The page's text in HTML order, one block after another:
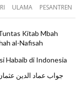
itu adalah KH.
Ma’ mun
Cibaliung, KH.
KH. Ali Husen
KH. Med
ULAMA PESANTREN
Kitab Mbah
al-Nafisah
Habaib di Indonesia
جواب عماد الدين